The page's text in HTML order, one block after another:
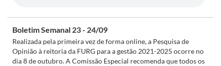
Boletim Semanal 23 - 24/09
Realizada pela primeira vez de forma online, a Pesquisa de
Opinião à reitoria da FURG para a gestão 2021-2025 ocorre no
dia 8 de outubro. A Comissão Especial recomenda que todos os